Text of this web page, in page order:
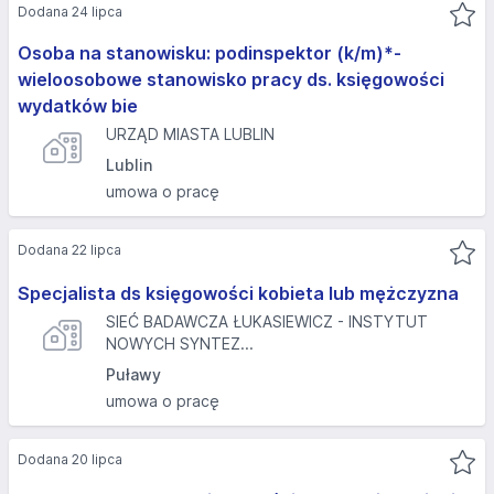
Osoba na stanowisku: podinspektor (k/m)*-
wieloosobowe stanowisko pracy ds. księgowości
wydatków bie
URZĄD MIASTA LUBLIN
Lublin
umowa o pracę
Dodana 24 lipca
Specjalista ds księgowości kobieta lub mężczyzna
SIEĆ BADAWCZA ŁUKASIEWICZ - INSTYTUT
NOWYCH SYNTEZ...
Puławy
umowa o pracę
Dodana 22 lipca
Dodana 20 lipca